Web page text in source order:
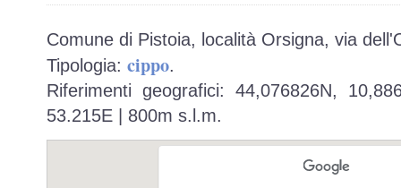
Comune di Pistoia, località Orsigna, via
Tipologia: cippo.
Riferimenti geografici: 44,076826N,
53.215E | 800m s.l.m.